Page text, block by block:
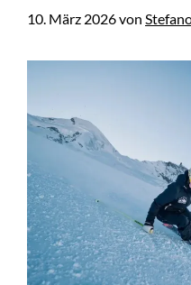
10. März 2026von